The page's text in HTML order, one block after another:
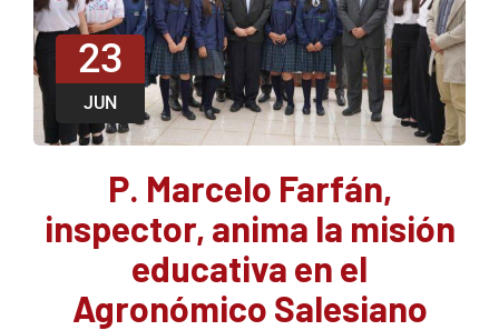
23
JUN
P. Marcelo Farfán,
inspector, anima la misión
educativa en el
Agronómico Salesiano